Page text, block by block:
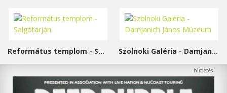
Református templom - Salgótarján Szolnoki Galéria - Damjanich János Múzeum